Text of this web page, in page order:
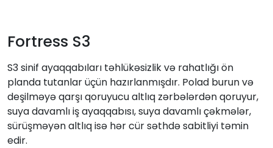
Fortress S3
S3 sinif ayaqqabıları təhlükəsizlik və rahatlığı ön
planda tutanlar üçün hazırlanmışdır. Polad burun və
deşilməyə qarşı qoruyucu altlıq zərbələrdən qoruyur,
suya davamlı iş ayaqqabısı, suya davamlı çəkmələr,
sürüşməyən altlıq isə hər cür səthdə sabitliyi təmin
edir.